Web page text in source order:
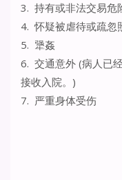
3. 持有或非法交易危
4. 怀疑被虐待或疏忽
5. 犟姦
6. 交通意外 (病人已
接收入院。)
7. 严重身体受伤